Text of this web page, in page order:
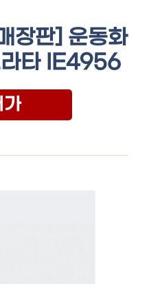
장판] 운동화
라타 IE4956
가